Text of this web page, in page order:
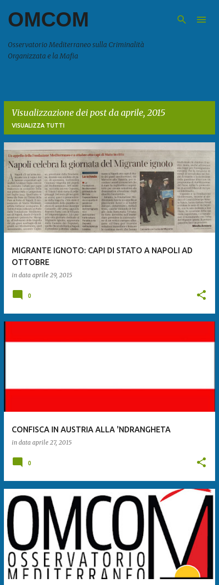
Passa ai contenuti principali
OMCOM
Osservatorio Mediterraneo sulla Criminalità
Organizzata e la Mafia
Visualizzazione dei post da aprile, 2015
VISUALIZZA TUTTI
P
MIGRANTE IGNOTO: CAPI DI STATO A NAPOLI AD
OTTOBRE
in data aprile 29, 2015
0
CONFISCA IN AUSTRIA ALLA 'NDRANGHETA
in data aprile 27, 2015
0